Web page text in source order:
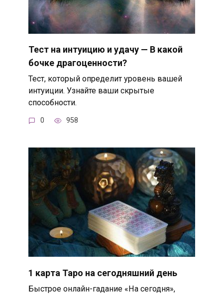
Тест на интуицию и удачу — В какой
бочке драгоценности?
Тест, который определит уровень вашей
интуиции. Узнайте ваши скрытые
способности.
0 958
1 карта Таро на сегодняшний день
Быстрое онлайн-гадание «На сегодня»,